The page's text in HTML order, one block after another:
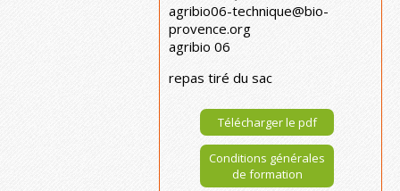
agribio06-technique@bio-
provence.org
agribio 06
repas tiré du sac
Télécharger le pdf
Conditions générales
de formation